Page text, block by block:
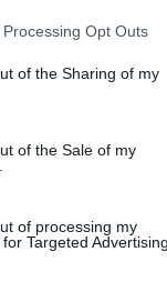
Opt Outs
of the Sharing of my
of the Sale of my
of processing my
Targeted Advertising.